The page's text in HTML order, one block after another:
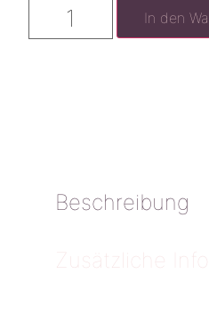
In den
Beschreibung
Zusätzliche